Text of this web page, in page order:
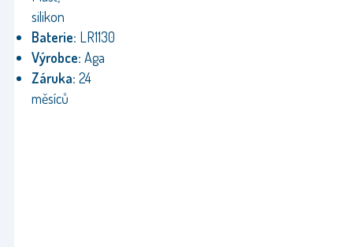
silikon
Baterie: LR1130
Výrobce: Aga
Záruka: 24
měsíců